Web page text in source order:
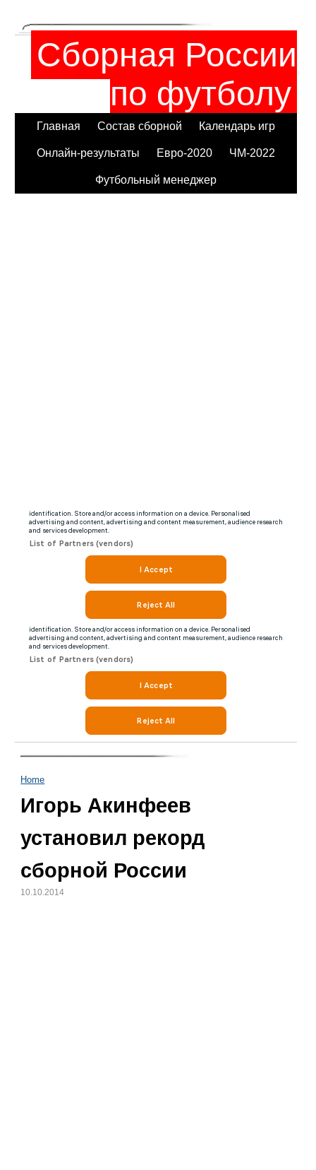
Сборная России
по футболу
Главная Состав сборной Календарь игр
Онлайн-результаты Евро-2020 ЧМ-2022
Футбольный менеджер
Home
Игорь Акинфеев
установил рекорд
сборной России
10.10.2014